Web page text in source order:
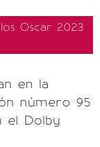
Oscar 2023
en la
número 95
el Dolby